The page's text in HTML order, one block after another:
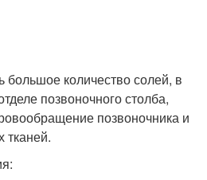
большое количество солей, в
позвоночного столба,
позвоночника и
тканей.